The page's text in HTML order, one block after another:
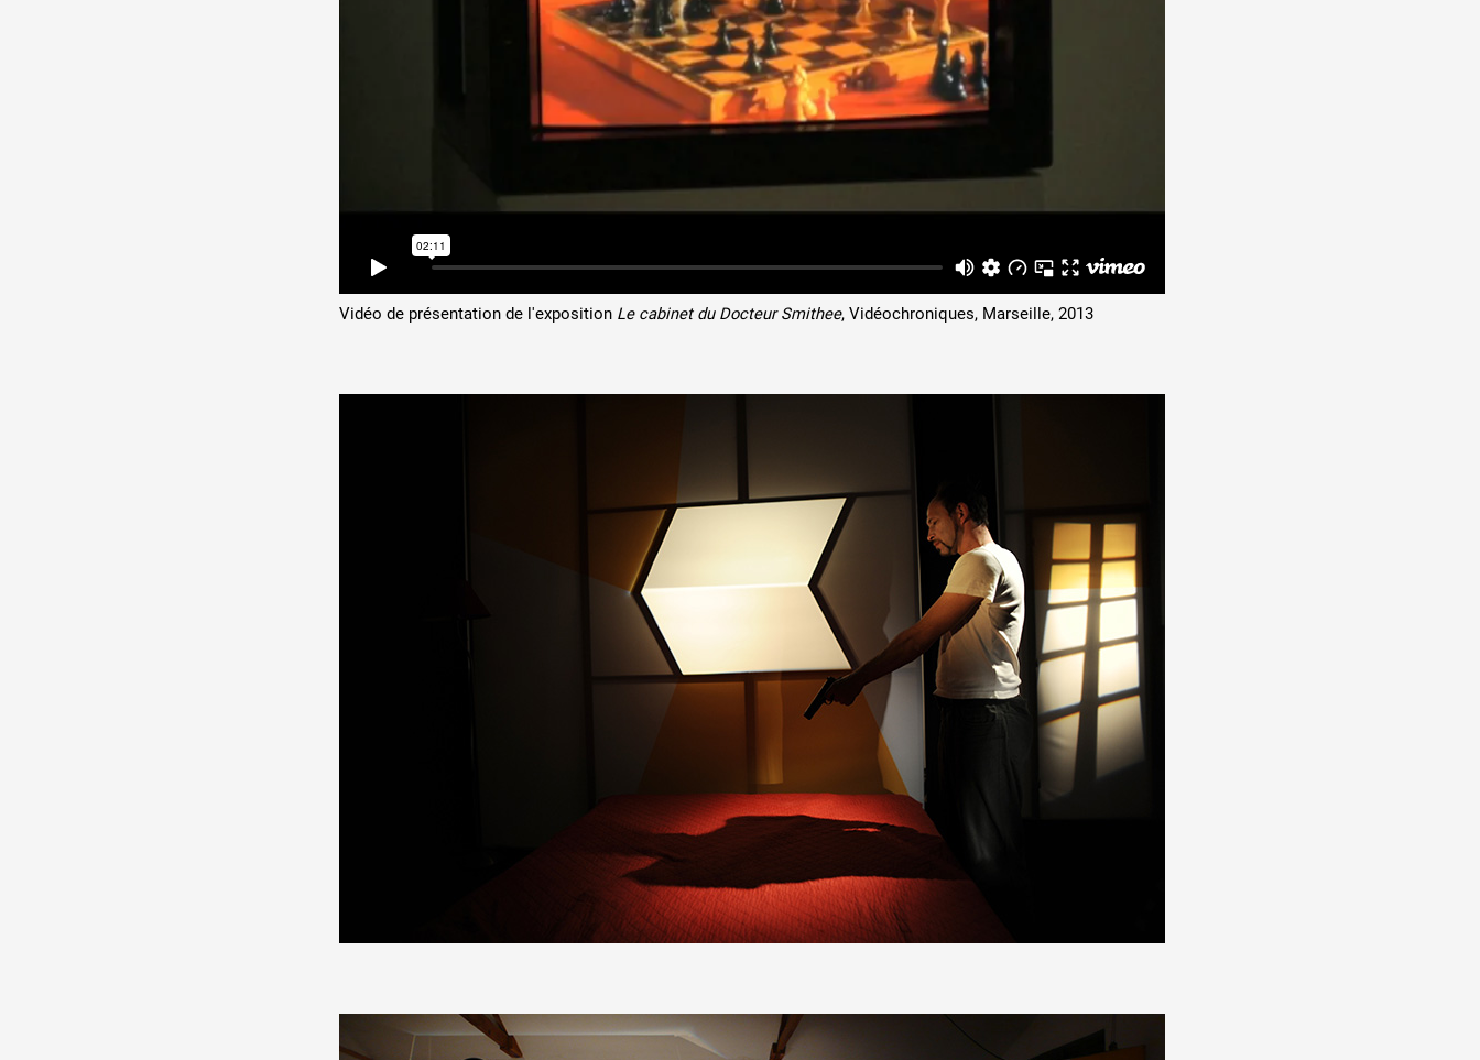
Vidéo de présentation de l'exposition Le cabinet du Docteur Smithee, Vidéochroniques, Marseille, 2013